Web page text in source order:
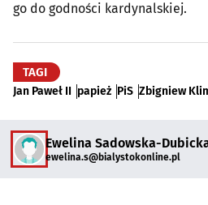
go do godności kardynalskiej.
TAGI
Jan Paweł II papież PiS Zbigniew
Ewelina Sadowska-
ewelina.s@bialystokonline.pl